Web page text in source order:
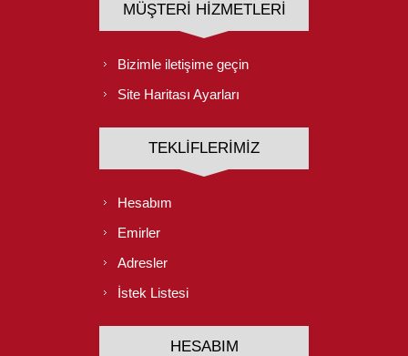
MÜŞTERI HIZMETLERI
Bizimle iletişime geçin
Site Haritası Ayarları
TEKLIFLERIMIZ
Hesabım
Emirler
Adresler
İstek Listesi
HESABIM